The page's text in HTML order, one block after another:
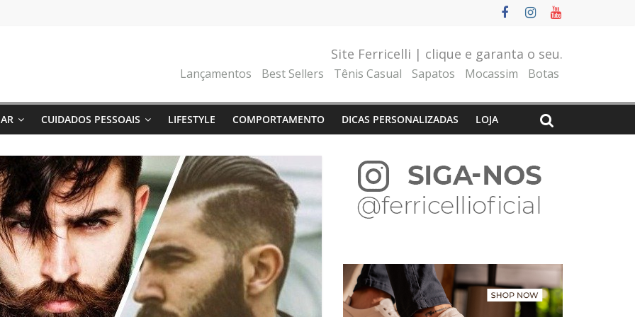
Site Ferricelli | clique e garanta o seu.
Lançamentos Best Sellers Tênis Casual Sapatos Mocassim Botas
CUIDADOS PESSOAIS LIFESTYLE COMPORTAMENTO DICAS PERSONALIZADAS LOJA